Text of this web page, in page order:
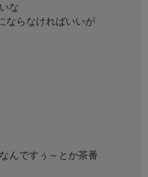
な
ならなければいいが
んですぅ～とか茶番